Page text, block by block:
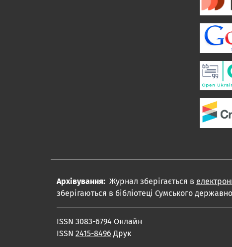
Архівування: Журнал зберігається в
зберігаються в бібліотеці Сумського
ISSN 3083-6794 Онлайн
ISSN 2415-8496 Друк